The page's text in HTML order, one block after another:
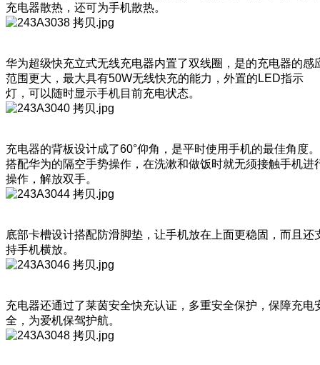
充电器散热，还可为手机散热。
华为超级快充立式无线充电器内置了双线圈，是的充电器的感
范围更大，最大具有50W无线快充的能力，外置的LED指示
灯，可以随时显示手机目前充电状态。
充电器的背板设计成了60°仰角，是平时使用手机的最佳角度。
搭配华为的隔空手势操作，在洗漱和做饭时就无须接触手机进
操作，解放双手。
底部卡槽设计搭配防滑脚垫，让手机放在上面更稳固，而且还
持手机横放。
充电器还通过了莱茵安全快充认证，多重安全保护，保障充电
全，为爱机保驾护航。